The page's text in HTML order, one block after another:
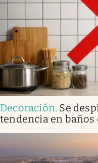
Decoración. Se
tendencia en baños